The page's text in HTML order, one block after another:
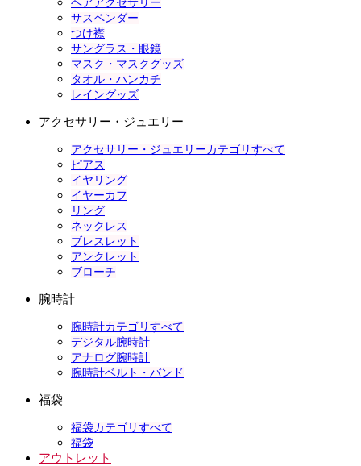
ヘアアクセサリー
サスペンダー
つけ襟
サングラス・眼鏡
マスク・マスクグッズ
タオル・ハンカチ
レイングッズ
アクセサリー・ジュエリー
アクセサリー・ジュエリーカテゴリすべて
ピアス
イヤリング
イヤーカフ
リング
ネックレス
ブレスレット
アンクレット
ブローチ
腕時計
腕時計カテゴリすべて
デジタル腕時計
アナログ腕時計
腕時計ベルト・バンド
福袋
福袋カテゴリすべて
福袋
アウトレット